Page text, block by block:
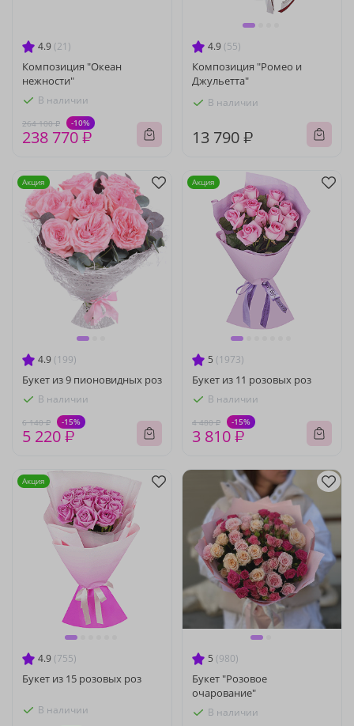
4.9 (21)
Композиция "Океан
нежности"
В наличии
264 100 ₽ -10%
238 770 ₽
4.9 (55)
Композиция "Ромео и
Джульетта"
В наличии
13 790 ₽
4.9 (199)
Букет из 9 пионовидных роз
В наличии
6 140 ₽ -15%
5 220 ₽
Акция
5 (1973)
Букет из 11 розовых роз
В наличии
4 480 ₽ -15%
3 810 ₽
Акция
4.9 (755)
Букет из 15 розовых роз
В наличии
Акция
5 (980)
Букет "Розовое
очарование"
В наличии